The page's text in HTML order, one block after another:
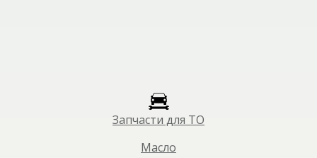
Запчасти для ТО
Масло